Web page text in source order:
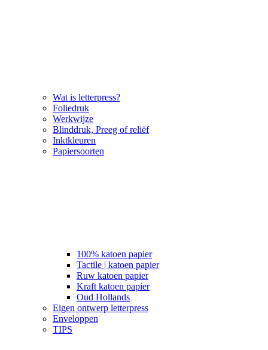
Wat is letterpress?
Foliedruk
Werkwijze
Blinddruk, Preeg of reliëf
Inktkleuren
Papiersoorten
100% katoen papier
Tactile | katoen papier
Ruw katoen papier
Kraft katoen papier
Oud Hollands
Eigen ontwerp letterpress
Enveloppen
TIPS